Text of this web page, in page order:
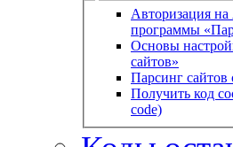
Авторизация на
программы
Основы
сайтов»
Парсинг
Получить код
code)